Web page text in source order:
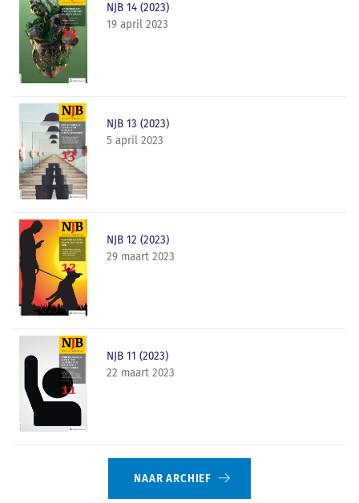
NJB 14 (2023)
19 april 2023
NJB 13 (2023)
5 april 2023
NJB 12 (2023)
29 maart 2023
NJB 11 (2023)
22 maart 2023
NAAR ARCHIEF